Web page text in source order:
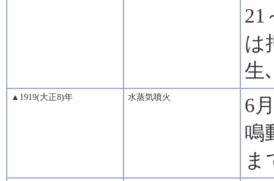
21
は
生
▲1919(大正8)年 水蒸気噴火
6
鳴
ま